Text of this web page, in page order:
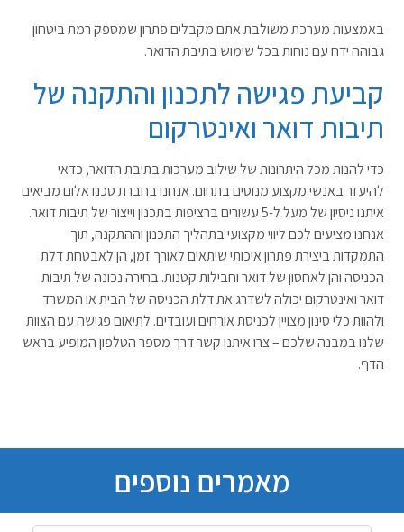
באמצעות מערכת משולבת אתם מקבלים פתרון שמספק רמת ביטחון
גבוהה ידח עם נוחות בכל שימוש בתיבת הדואר.
קביעת פגישה לתכנון והתקנה של
תיבות דואר ואינטרקום
כדי להנות מכל היתרונות של שילוב מערכות בתיבת הדואר, כדאי
להיעזר באנשי מקצוע מנוסים בתחום. אנחנו בחברת טכנו אלום מביאים
איתנו ניסיון של מעל ל-5 עשורים ברציפות בתכנון וייצור של תיבות דואר.
אנחנו מציעים לכם ליווי מקצועי בתהליך התכנון וההתקנה, תוך
התמקדות ביצירת פתרון איכותי שיתאים לאורך זמן, הן לאבטחת דלת
הכניסה והן לאחסון של דואר וחבילות קטנות. בחירה נכונה של תיבות
דואר ואינטרקום יכולה לשדרג את דלת הכניסה של הבית או המשרד
ולהוות כלי סינון מצויין לכניסת אורחים ועובדים. לתיאום פגישה עם הצוות
שלנו במבנה שלכם – צרו איתנו קשר דרך מספר הטלפון המופיע בראש
הדף.
מאמרים נוספים